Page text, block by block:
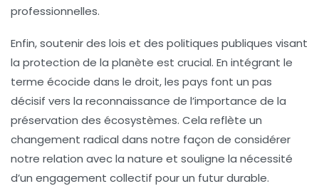
professionnelles.
Enfin, soutenir des lois et des politiques publiques visant
la protection de la planète est crucial. En intégrant le
terme écocide dans le droit, les pays font un pas
décisif vers la reconnaissance de l’importance de la
préservation des écosystèmes. Cela reflète un
changement radical dans notre façon de considérer
notre relation avec la nature et souligne la nécessité
d’un engagement collectif pour un futur durable.